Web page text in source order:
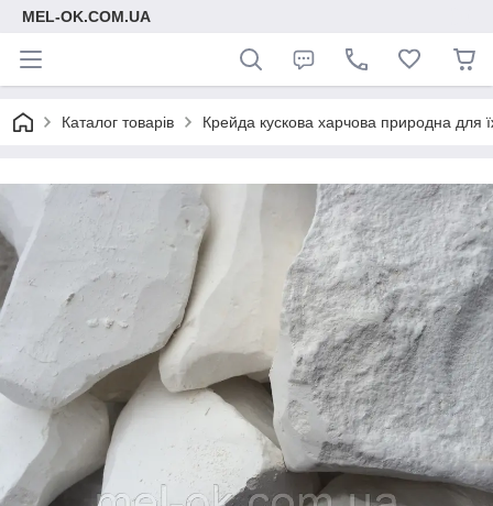
MEL-OK.COM.UA
Каталог товарів Крейда кускова харчова природна для